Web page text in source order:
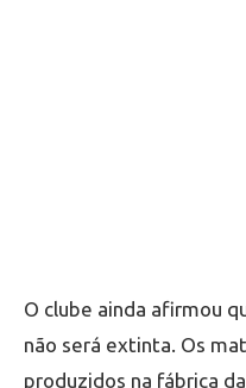
O clube ainda afirmou
não será extinta. Os
produzidos na fábrica